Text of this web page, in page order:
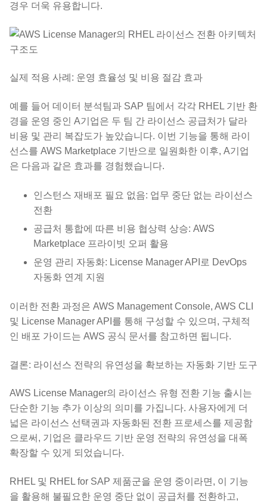
경우 더욱 유용합니다.
실제 적용 사례: 운영 효율성 및 비용 절감 효과
예를 들어 데이터 분석팀과 SAP 팀에서 각각 RHEL 기반 환
경을 운영 중인 A기업은 두 팀 간 라이선스 공급처가 달라
비용 및 관리 복잡도가 높았습니다. 이번 기능을 통해 라이
선스를 AWS Marketplace 기반으로 일원화한 이후, A기업
은 다음과 같은 효과를 경험했습니다.
인스턴스 재배포 필요 없음: 업무 중단 없는 라이선스
전환
공급처 통합에 따른 비용 협상력 상승: AWS
Marketplace 프라이빗 오퍼 활용
운영 관리 자동화: License Manager API로 DevOps
자동화 연계 지원
이러한 전환 과정은 AWS Management Console, AWS CLI
및 License Manager API를 통해 구성할 수 있으며, 구체적
인 배포 가이드는 AWS 공식 문서를 참고하면 됩니다.
결론: 라이선스 전략의 유연성을 확보하는 자동화 기반 도구
AWS License Manager의 라이선스 유형 전환 기능 출시는
단순한 기능 추가 이상의 의미를 가집니다. 사용자에게 더
넓은 라이선스 선택권과 자동화된 전환 프로세스를 제공함
으로써, 기업은 클라우드 기반 운영 전략의 유연성을 대폭
확장할 수 있게 되었습니다.
RHEL 및 RHEL for SAP 제품군을 운영 중이라면, 이 기능
을 활용해 불필요한 운영 중단 없이 공급처를 전환하고,